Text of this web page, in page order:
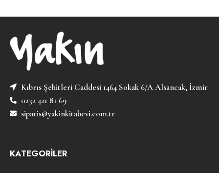
Kıbrıs Şehitleri Caddesi 1464 Sokak 6/A Alsancak, İzmir
0232 421 81 69
siparis@yakinkitabevi.com.tr
KATEGORİLER